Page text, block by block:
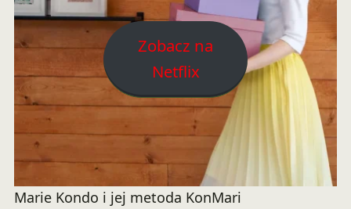
Zobacz na
Netflix
Marie Kondo i jej metoda KonMari